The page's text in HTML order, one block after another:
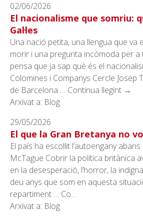
02/06/2026
El nacionalisme que somriu:
Gal·les
Una nació petita, una llengua que va
morir i una pregunta incòmoda per
pensa que ja sap què és el
Colomines i Companys Cercle Josep
de Barcelona … Continua llegint →
Arxivat a: Blog
29/05/2026
El que la Gran Bretanya no
El país ha escollit l’autoengany
McTague Cobrir la política britànica
en la desesperació, l’horror, la
deu anys que som en aquesta
repartiment … Co...
Arxivat a: Blog